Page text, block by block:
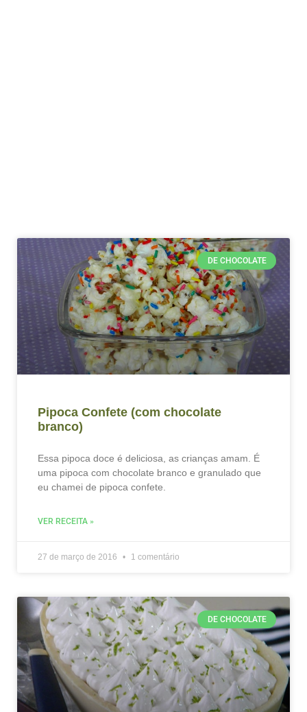
DE CHOCOLATE
Pipoca Confete (com chocolate
branco)
Essa pipoca doce é deliciosa, as crianças amam. É
uma pipoca com chocolate branco e granulado que
eu chamei de pipoca confete.
VER RECEITA »
27 de março de 2016 1 comentário
DE CHOCOLATE